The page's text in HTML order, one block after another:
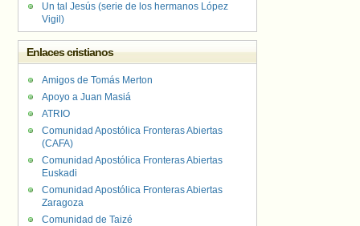
Un tal Jesús (serie de los hermanos López
Vigil)
Enlaces cristianos
Amigos de Tomás Merton
Apoyo a Juan Masiá
ATRIO
Comunidad Apostólica Fronteras Abiertas
(CAFA)
Comunidad Apostólica Fronteras Abiertas
Euskadi
Comunidad Apostólica Fronteras Abiertas
Zaragoza
Comunidad de Taizé